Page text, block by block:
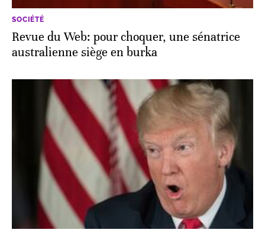
SOCIÉTÉ
Revue du Web: pour choquer, une sénatrice
australienne siège en burka